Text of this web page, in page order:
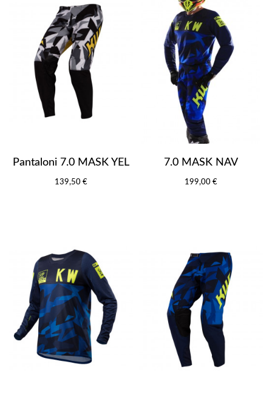
Pantaloni 7.0 MASK YEL
139,50 €
7.0 MASK NAV
199,00 €